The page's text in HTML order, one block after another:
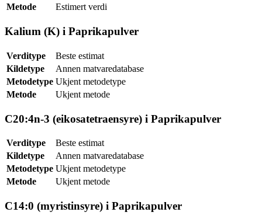
Metode
Estimert verdi
Kalium (K) i Paprikapulver
Verditype
Beste estimat
Kildetype
Annen matvaredatabase
Metodetype Ukjent metodetype
Metode
Ukjent metode
C20:4n-3 (eikosatetraensyre) i Paprikapulver
Verditype
Beste estimat
Kildetype
Annen matvaredatabase
Metodetype Ukjent metodetype
Metode
Ukjent metode
C14:0 (myristinsyre) i Paprikapulver